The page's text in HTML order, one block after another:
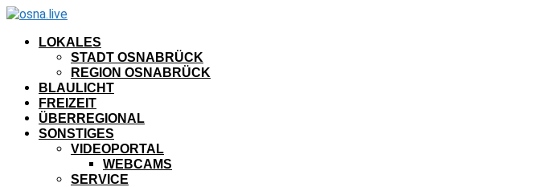
LOKALES
STADT OSNABRÜCK
REGION OSNABRÜCK
BLAULICHT
FREIZEIT
ÜBERREGIONAL
SONSTIGES
VIDEOPORTAL
WEBCAMS
SERVICE